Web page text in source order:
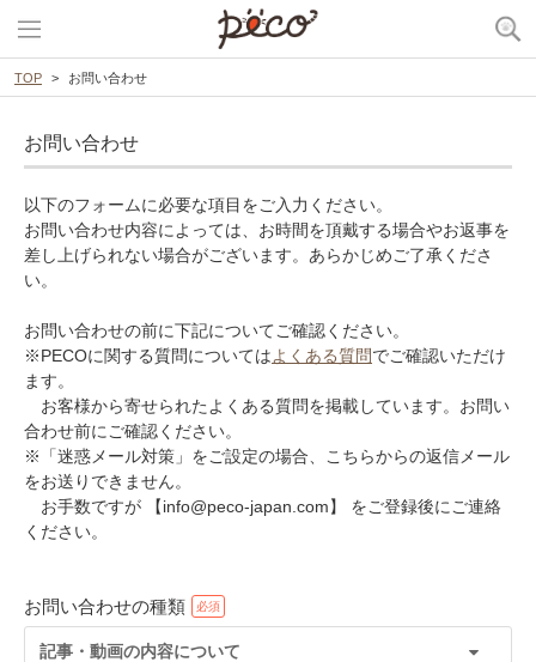
TOP お問い合わせ
お問い合わせ
以下のフォームに必要な項目をご入力ください。
お問い合わせ内容によっては、お時間を頂戴する場合やお返事を
差し上げられない場合がございます。あらかじめご了承くださ
い。
お問い合わせの前に下記についてご確認ください。
※PECOに関する質問についてはよくある質問でご確認いただけ
ます。
お客様から寄せられたよくある質問を掲載しています。お問い
合わせ前にご確認ください。
※「迷惑メール対策」をご設定の場合、こちらからの返信メール
をお送りできません。
お手数ですが 【info@peco-japan.com】 をご登録後にご連絡
ください。
お問い合わせの種類
記事・動画の内容について